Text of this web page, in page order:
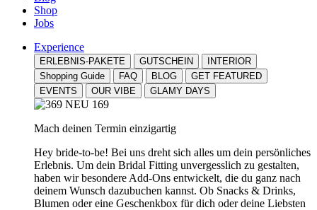
Shop
Jobs
Experience
ERLEBNIS-PAKETE GUTSCHEIN
INTERIOR
Shopping Guide
FAQ BLOG
GET FEATURED
EVENTS
OUR VIBE GLAMY DAYS
Mach deinen Termin einzigartig
Hey bride-to-be! Bei uns dreht sich alles um dein persönliches
Erlebnis. Um dein Bridal Fitting unvergesslich zu gestalten,
haben wir besondere Add-Ons entwickelt, die du ganz nach
deinem Wunsch dazubuchen kannst. Ob Snacks & Drinks,
Blumen oder eine Geschenkbox für dich oder deine Liebsten